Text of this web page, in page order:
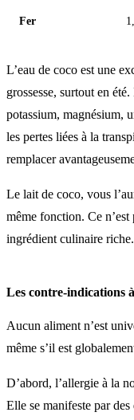
Fer
L’eau de coco est une
grossesse, surtout en
potassium, magnésium,
les pertes liées à la
remplacer
Le lait de coco, vous
même fonction. Ce n’est
ingrédient culinaire riche.
Les contre-indications
Aucun aliment n’est
même s’il est
D’abord, l’allergie à la
Elle se manifeste par